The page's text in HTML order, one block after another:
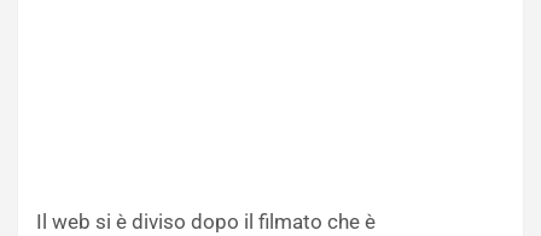
Il web si è diviso dopo il filmato che è